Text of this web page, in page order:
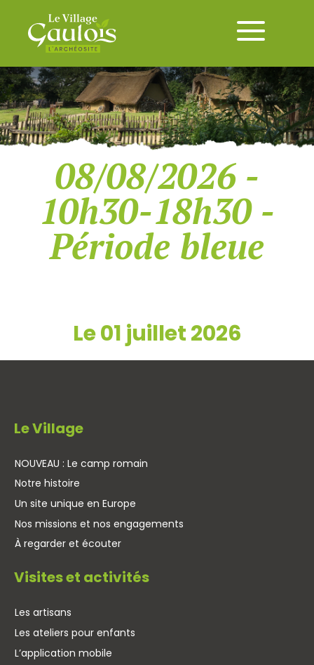
08/08/2026 -
10h30-18h30 -
Période bleue
Le 01 juillet 2026
Le Village
NOUVEAU : Le camp romain
Notre histoire
Un site unique en Europe
Nos missions et nos engagements
À regarder et écouter
Visites et activités
Les artisans
Les ateliers pour enfants
L’application mobile